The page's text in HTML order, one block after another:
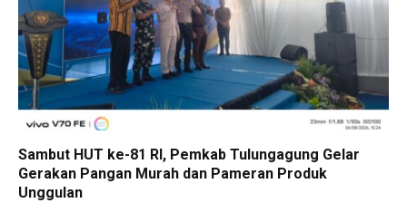
Sambut HUT ke-81 RI, Pemkab Tulungagung Gelar
Gerakan Pangan Murah dan Pameran Produk
Unggulan